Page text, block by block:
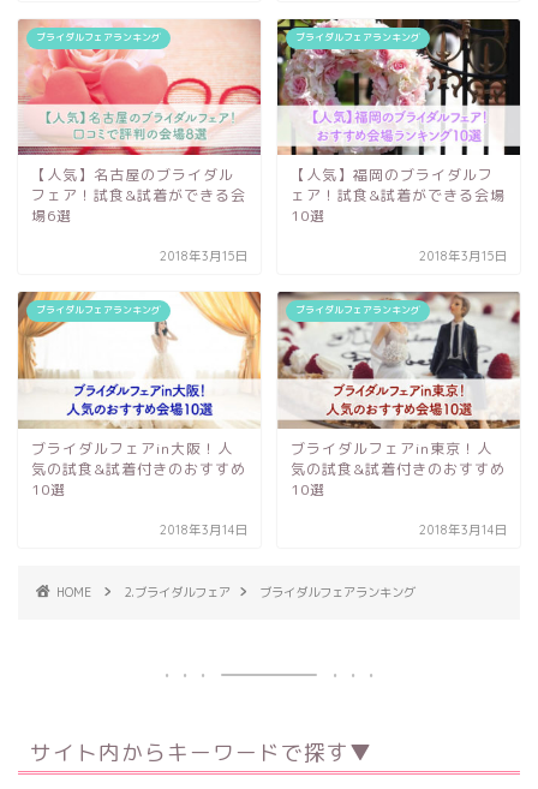
ブライダルフェアランキング
【人気】名古屋のブライダル
フェア！試食&試着ができる会
場6選
2018年3月15日
ブライダルフェアランキング
【人気】福岡のブライダルフ
ェア！試食&試着ができる会場
10選
2018年3月15日
ブライダルフェアランキング
ブライダルフェアin大阪！人
気の試食&試着付きのおすすめ
10選
2018年3月14日
ブライダルフェアランキング
ブライダルフェアin東京！人
気の試食&試着付きのおすすめ
10選
2018年3月14日
HOME 2.ブライダルフェア ブライダルフェアランキング
サイト内からキーワードで探す▼